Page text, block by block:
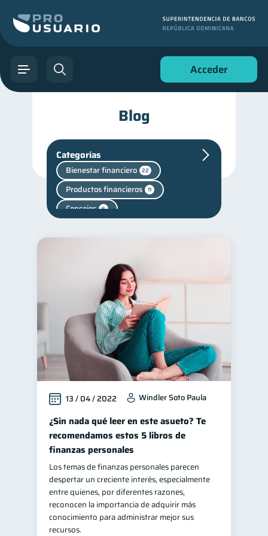
Acceder
Blog
Categorías
Bienestar financiero 22
Productos financieros 11
Consejos 6
Superintendencia de Bancos
Vacaciones
Cuenta Inactiva 1
Finanzas en Pareja 1
Finanzas personales
Manejo de deudas
Educación financiera 31
Finanzas para jóvenes 30
Control de deudas 30
Finanzas familiares 25
Inclusión financiera
Finanzas para mujeres 20
Seguridad financiera 13
Salud financiera 12
13 / 04 / 2022 Windler Soto Paula
¿Sin nada qué leer en este asueto? Te
recomendamos estos 5 libros de
finanzas personales
Los temas de finanzas personales parecen
despertar un creciente interés, especialmente
entre quienes, por diferentes razones,
reconocen la importancia de adquirir más
conocimiento para administrar mejor sus
recursos.